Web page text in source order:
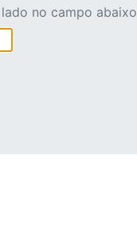
no campo abaixo